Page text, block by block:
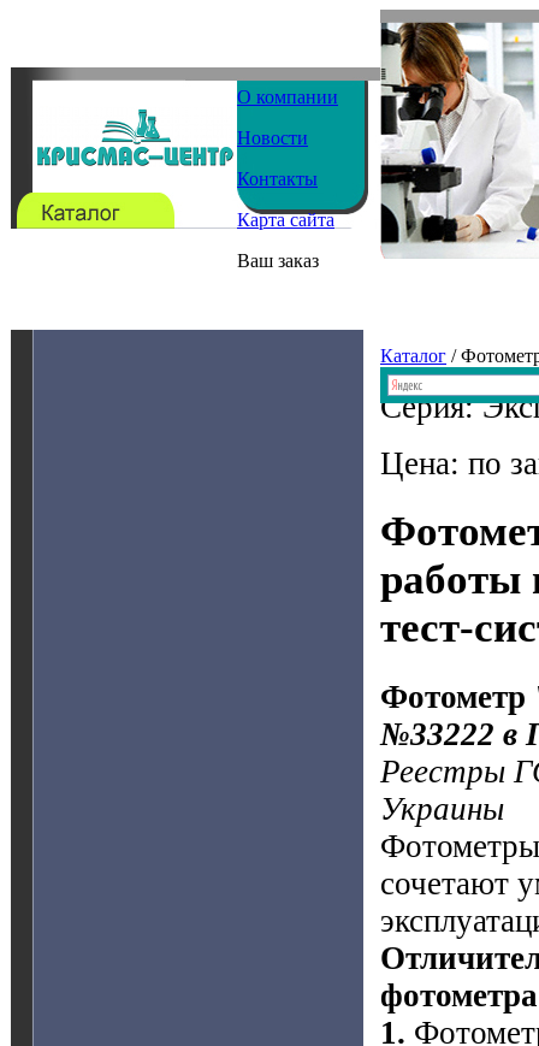
О компании
Новости
Контакты
Карта сайта
Ваш заказ
Каталог /
Серия:
Цена: по
работы
тест-
Фотометр
№33222 в
Реестры
Украины
сочетают
1.